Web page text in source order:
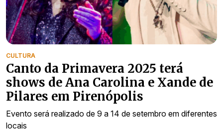
CULTURA
Canto da Primavera 2025 terá
shows de Ana Carolina e Xande de
Pilares em Pirenópolis
Evento será realizado de 9 a 14 de setembro em diferentes
locais